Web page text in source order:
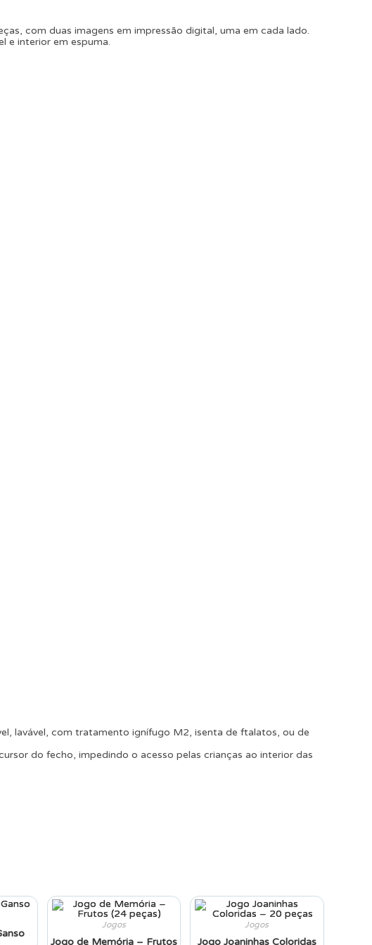
com duas imagens em impressão digital, uma em cada lado.
e interior em espuma.
lavável, com tratamento ignífugo M2, isenta de ftalatos, ou de
do fecho, impedindo o acesso pelas crianças ao interior das
Jogos
Jogo de Memória – Frutos
Jogos
Jogo Joaninhas Coloridas